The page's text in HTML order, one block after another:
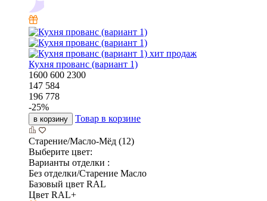
хит продаж
Кухня прованс (вариант 1)
1600 600 2300
147 584
196 778
-25%
в корзину Товар в корзине
Старение/Масло-Мёд (12)
Выберите цвет:
Варианты отделки :
Без отделки/Старение Масло
Базовый цвет RAL
Цвет RAL+